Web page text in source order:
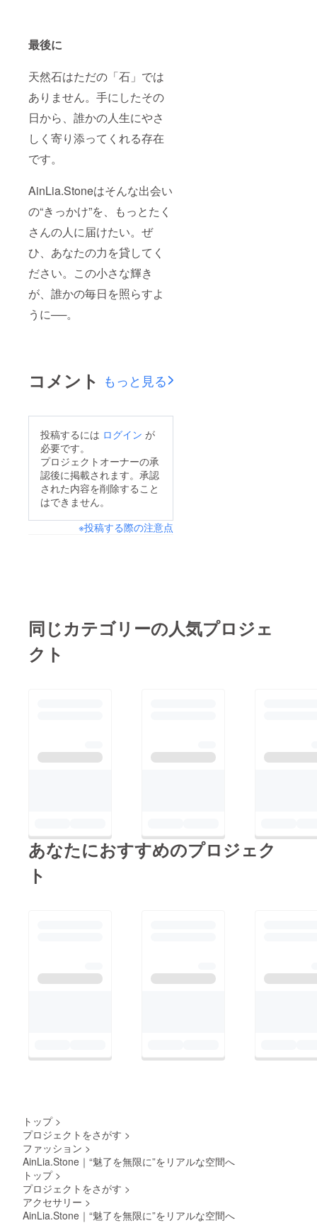
最後に
天然石はただの「石」では
ありません。手にしたその
日から、誰かの人生にやさ
しく寄り添ってくれる存在
です。
AinLia.Stoneはそんな出会い
の“きっかけ”を、もっとたく
さんの人に届けたい。ぜ
ひ、あなたの力を貸してく
ださい。この小さな輝き
が、誰かの毎日を照らすよ
うに──。
コメント もっと見る
投稿するには ログイン が
必要です。
プロジェクトオーナーの承
認後に掲載されます。承認
された内容を削除すること
はできません。
※投稿する際の注意点
同じカテゴリーの人気プロジェ
クト
あなたにおすすめのプロジェク
ト
トップ >
プロジェクトをさがす >
ファッション >
AinLia.Stone｜“魅了を無限に”をリアルな空間へ
トップ >
プロジェクトをさがす >
アクセサリー >
AinLia.Stone｜“魅了を無限に”をリアルな空間へ